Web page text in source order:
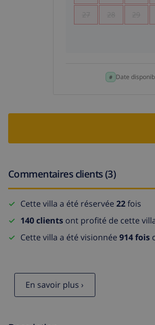
27 28 29
Date
Commentaires clients (3)
Cette villa a été réservée 22fois
140 clients ont profité de cette
Cette villa a été visionnée 914 fois
En savoir plus ›